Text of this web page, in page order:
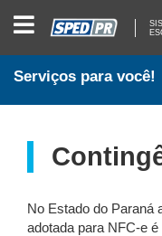
PÚBLICO
DE
ESCRITURAÇÃO
Serviços para você!
No Estado do Paraná
adotada para NFC-e